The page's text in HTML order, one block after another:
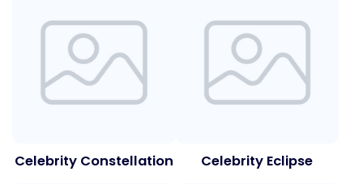
Celebrity Constellation Celebrity Eclipse